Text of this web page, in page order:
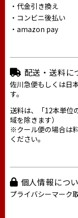
・代金引き換え
・コンビニ後払い
・amazon pay
配送・送料に
佐川急便もしくは日
す。
送料は、「12本単位
域を除きます）
※クール便の場合は
ください。
個人情報につ
プライバシーマーク